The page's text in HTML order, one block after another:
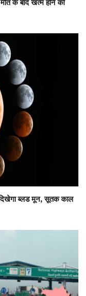
के बाद खत्म होने की
ब्लड मून, सूतक काल